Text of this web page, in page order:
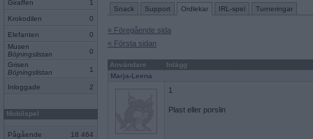
Giraffen 1
Krokodilen 0
Elefanten
0
Musen
Böjningslistan
0
Grisen
Böjningslistan
1
Inloggade 2
Mobilspel
Pågående 18 464
Snack Support Ordlekar IRL-spel Turneringar
« Föregående sida
« Första sidan
Användare
Inlägg
Marja-Leena
1
Plast eller porslin